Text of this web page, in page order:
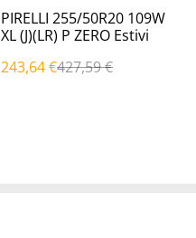
%
PIRELLI 255/50R20 109W
XL (J)(LR) P ZERO Estivi
243,64 €427,59 €